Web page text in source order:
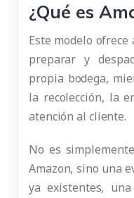
¿Qué es
Este modelo
preparar y
propia bodega,
la recolección, la
atención al cliente.
No es
Amazon, sino una
ya existentes,